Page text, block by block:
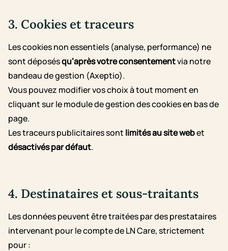
3. Cookies et traceurs
Les cookies non essentiels (analyse, performance) ne
sont déposésqu’après votre consentementvia notre
bandeau de gestion (Axeptio).
Vous pouvez modifier vos choix à tout moment en
cliquant sur le module de gestion des cookies en bas de
page.
Les traceurs publicitaires sont limités au site webet
désactivés par défaut.
4. Destinataires et sous-traitants
Les données peuvent être traitées par des prestataires
intervenant pour le compte de LN Care, strictement
pour :